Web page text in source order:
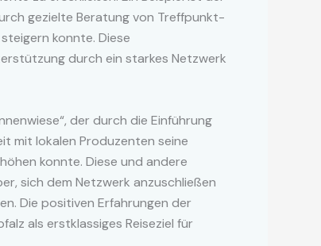
gezielte Beratung von Treffpunkt-
konnte. Diese
durch ein starkes Netzwerk
der durch die Einführung
mit lokalen Produzenten seine
konnte. Diese und andere
sich dem Netzwerk anzuschließen
Die positiven Erfahrungen der
als erstklassiges Reiseziel für